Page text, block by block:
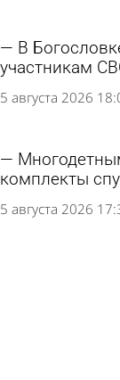
В
участникам
5 августа 2026
комплекты
5 августа 2026